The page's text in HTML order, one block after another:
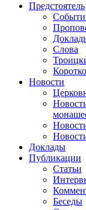
Предстоятель
Слова
Новости
Доклады
Публикации
Статьи
Беседы